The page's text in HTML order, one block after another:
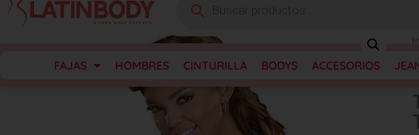
FAJAS HOMBRES CINTURILLA BODYS ACCESORIOS